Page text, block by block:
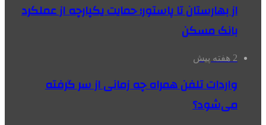
از بهارستان تا پاستور؛ حمایت یکپارچه از عملکرد
بانک مسکن
2 هفته پیش
واردات تلفن همراه چه زمانی از سر گرفته
می‌شود؟